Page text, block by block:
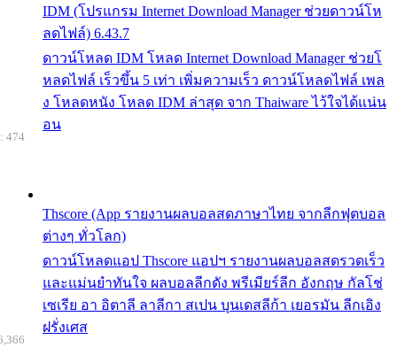
IDM (โปรแกรม Internet Download Manager ช่วยดาวน์โห
ลดไฟล์) 6.43.7
ดาวน์โหลด IDM โหลด Internet Download Manager ช่วยโ
หลดไฟล์ เร็วขึ้น 5 เท่า เพิ่มความเร็ว ดาวน์โหลดไฟล์ เพล
ง โหลดหนัง โหลด IDM ล่าสุด จาก Thaiware ไว้ใจได้แน่น
อน
Thscore (App รายงานผลบอลสดภาษาไทย จากลีกฟุตบอล
ต่างๆ ทั่วโลก)
ดาวน์โหลดแอป Thscore แอปฯ รายงานผลบอลสดรวดเร็ว
และแม่นยำทันใจ ผลบอลลีกดัง พรีเมียร์ลีก อังกฤษ กัลโช่
เซเรีย อา อิตาลี ลาลีกา สเปน บุนเดสลีก้า เยอรมัน ลีกเอิง
ฝรั่งเศส
474